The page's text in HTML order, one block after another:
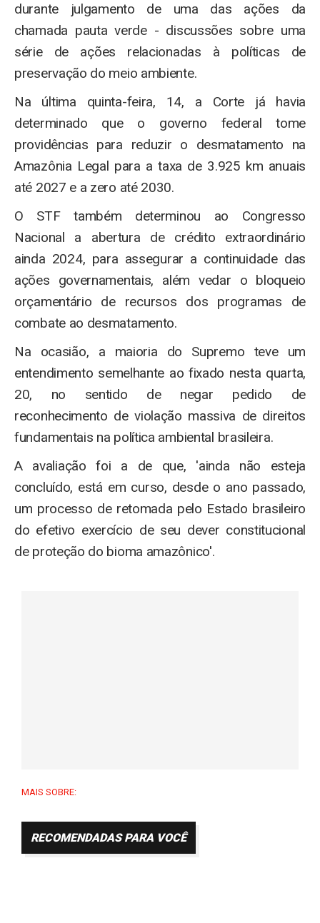
durante julgamento de uma das ações da
chamada pauta verde - discussões sobre uma
série de ações relacionadas à políticas de
preservação do meio ambiente.
Na última quinta-feira, 14, a Corte já havia
determinado que o governo federal tome
providências para reduzir o desmatamento na
Amazônia Legal para a taxa de 3.925 km anuais
até 2027 e a zero até 2030.
O STF também determinou ao Congresso
Nacional a abertura de crédito extraordinário
ainda 2024, para assegurar a continuidade das
ações governamentais, além vedar o bloqueio
orçamentário de recursos dos programas de
combate ao desmatamento.
Na ocasião, a maioria do Supremo teve um
entendimento semelhante ao fixado nesta quarta,
20, no sentido de negar pedido de
reconhecimento de violação massiva de direitos
fundamentais na política ambiental brasileira.
A avaliação foi a de que, 'ainda não esteja
concluído, está em curso, desde o ano passado,
um processo de retomada pelo Estado brasileiro
do efetivo exercício de seu dever constitucional
de proteção do bioma amazônico'.
MAIS SOBRE:
RECOMENDADAS PARA VOCÊ